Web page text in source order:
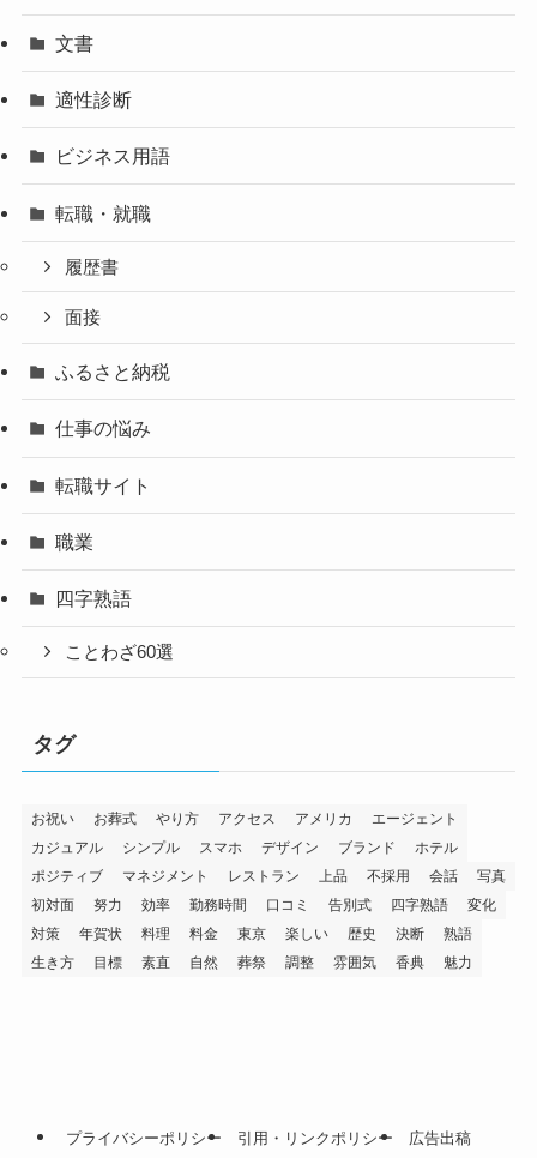
文書
適性診断
ビジネス用語
転職・就職
履歴書
面接
ふるさと納税
仕事の悩み
転職サイト
職業
四字熟語
ことわざ60選
タグ
お祝い お葬式 やり方 アクセス アメリカ
エージェント
カジュアル
シンプル スマホ デザイン ブランド
ホテル
ポジティブ
マネジメント レストラン 上品 不採用 会話
写真
初対面
努力 効率 勤務時間 口コミ 告別式 四字熟語
変化
対策
年賀状 料理 料金 東京 楽しい 歴史 決断
熟語
生き方
目標 素直 自然 葬祭 調整 雰囲気 香典 魅力
プライバシーポリシー 引用・リンクポリシー 広告出稿